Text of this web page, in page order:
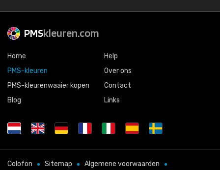
PMSkleuren.com
Home
PMS-kleuren
PMS-kleurenwaaier kopen
Blog
Help
Over ons
Contact
Links
Colofon Sitemap Algemene voorwaarden